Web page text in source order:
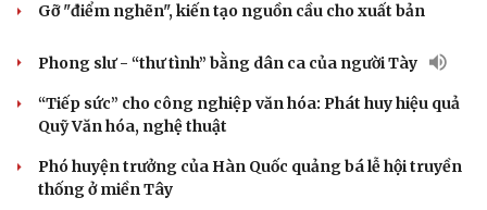
thẳng Grand Finals tại EWC 2026
VĂN HÓA
Đường Hoa, Quảng Ninh đón nhận Bằng công
nhận Cây chè Di sản